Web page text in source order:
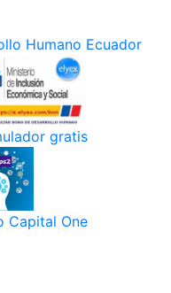
Humano Ecuador
gratis
Capital One